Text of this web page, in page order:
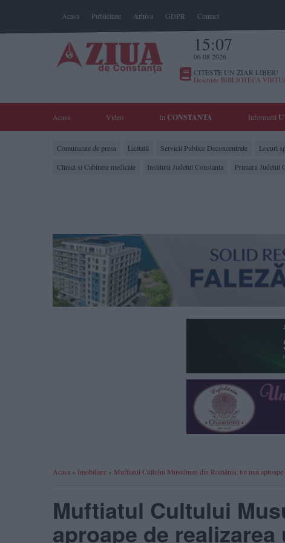
Acasa Publicitate Arhiva GDPR Contact
15:07
06 08 2026
CITESTE UN ZIAR LIBER!
Deschide BIBLIOTECA
Acasa Video In CONSTANTA Informatii
Comunicate de presa Licitatii Servicii Publice Deconcentrate Locuri
Clinici si Cabinete medicale
Institutii Judetul Constanta Primarii Judetul
Acasa » Imobiliare » Muftiatul Cultului Musulman din România, tot mai aproape
Muftiatul Cultului
aproape de